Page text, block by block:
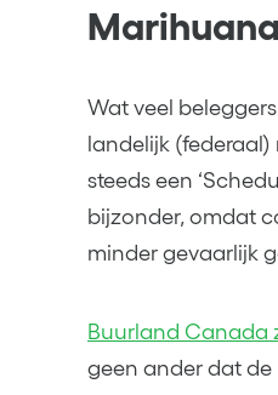
Wat veel
landelijk (federaal)
steeds een
bijzonder, omdat
minder gevaarlijk
Buurland Canada
geen ander dat